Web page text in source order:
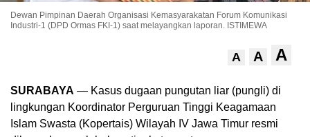
Dewan Pimpinan Daerah Organisasi Kemasyarakatan Forum Komunikasi
Industri-1 (DPD Ormas FKI-1) saat melayangkan laporan. ISTIMEWA
A A A
SURABAYA — Kasus dugaan pungutan liar (pungli) di
lingkungan Koordinator Perguruan Tinggi Keagamaan
Islam Swasta (Kopertais) Wilayah IV Jawa Timur resmi